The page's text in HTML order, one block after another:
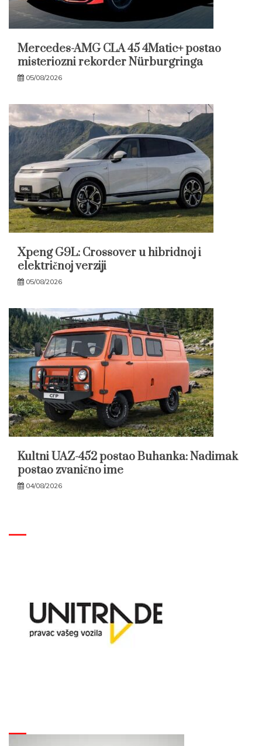
Mercedes-AMG CLA 45 4Matic+ postao
misteriozni rekorder Nürburgringa
05/08/2026
Xpeng G9L: Crossover u hibridnoj i
električnoj verziji
05/08/2026
Kultni UAZ-452 postao Buhanka: Nadimak
postao zvanično ime
04/08/2026